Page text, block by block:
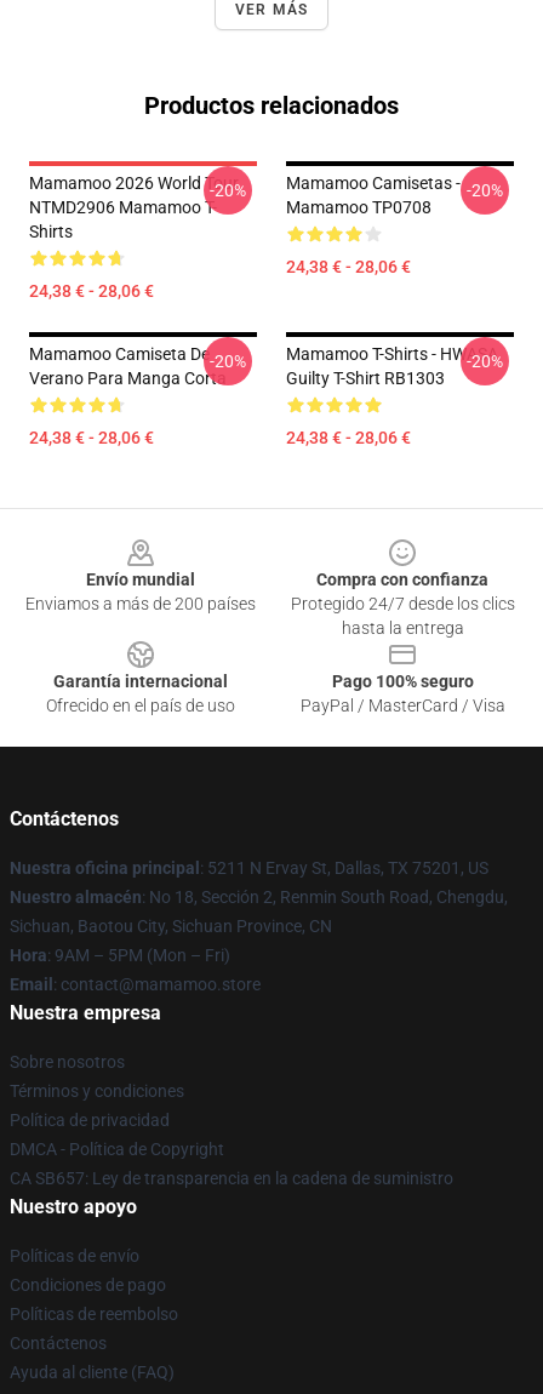
VER MÁS
Productos relacionados
Mamamoo 2026 World Tour
NTMD2906 Mamamoo T-
Shirts
24,38 € - 28,06 €
-20%
Mamamoo Camisetas -
Mamamoo TP0708
24,38 € - 28,06 €
-20%
Mamamoo Camiseta De
Verano Para Manga Corta
24,38 € - 28,06 €
-20%
Mamamoo T-Shirts - HWASA
Guilty T-Shirt RB1303
24,38 € - 28,06 €
-20%
Envío mundial
Enviamos a más de 200 países
Compra con confianza
Protegido 24/7 desde los clics
hasta la entrega
Garantía internacional
Ofrecido en el país de uso
Pago 100% seguro
PayPal / MasterCard / Visa
Contáctenos
Nuestra oficina principal : 5211 N Ervay St, Dallas, TX 75201, US
Nuestro almacén: No 18, Sección 2, Renmin South Road, Chengdu,
Sichuan, Baotou City, Sichuan Province, CN
Hora: 9AM – 5PM (Mon – Fri)
Email : contact@mamamoo.store
Nuestra empresa
Sobre nosotros
Términos y condiciones
Política de privacidad
DMCA - Política de Copyright
CA SB657: Ley de transparencia en la cadena de suministro
Nuestro apoyo
Políticas de envío
Condiciones de pago
Políticas de reembolso
Contáctenos
Ayuda al cliente (FAQ)